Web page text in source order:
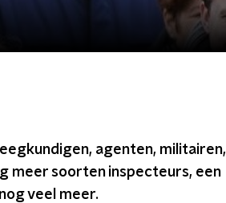
agenten, militairen,
meer soorten inspecteurs, een
veel meer.